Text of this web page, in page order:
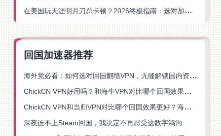
在美国玩天涯明月刀总卡顿？2026终极指南：选对加速器让你丝滑连招
回国加速器推荐
海外党必看：如何选对回国翻墙VPN，无缝解锁国内资源？
ChickCN VPN好用吗？和海牛VPN对比哪个回国效果更好？
ChickCN VPN和当归VPN对比哪个回国效果更好？海外党亲测后选了它
深夜连不上Steam回国，我决定不再忍受这数字鸿沟